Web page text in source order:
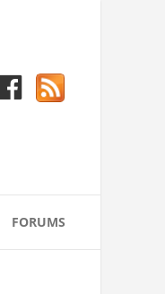
FORUMS